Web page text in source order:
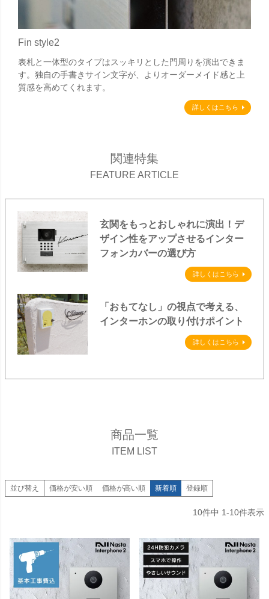
Fin style2
表札と一体型のタイプはスッキリとした門周りを演出できま
す。独自の手書きサイン文字が、よりオーダーメイド感と上
質感を高めてくれます。
詳しくはこちら
関連特集
FEATURE ARTICLE
玄関をもっとおしゃれに演出！デ
ザイン性をアップさせるインター
フォンカバーの選び方
詳しくはこちら
「おもてなし」の視点で考える、
インターホンの取り付けポイント
詳しくはこちら
商品一覧
ITEM LIST
並び替え 価格が安い順 価格が高い順 新着順 登録順
10件中 1-10件表示